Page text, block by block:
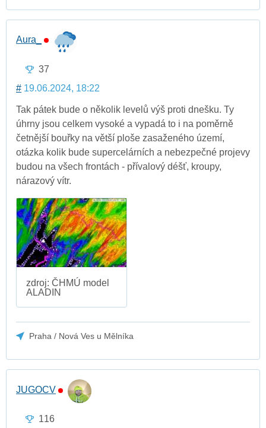
Aura_
37
# 19.06.2024, 18:22
Tak pátek bude o několik levelů výš proti dnešku. Ty
úhrny jsou celkem vysoké a vypadá to i na poměrně
četnější bouřky na větší ploše zasaženého území,
otázka kolik bude supercelárních a nebezpečné projevy
budou na všech frontách - přívalový déšť, kroupy,
nárazový vítr.
zdroj: ČHMÚ model
ALADIN
Praha / Nová Ves u Mělníka
JUGOCV
116